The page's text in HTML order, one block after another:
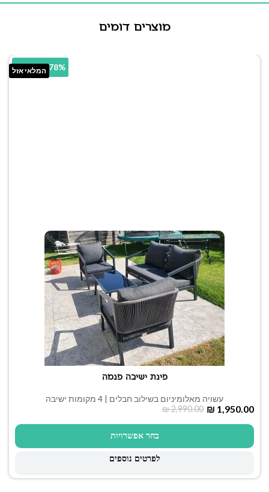
מוצרים דומים
המלאי אזל34.78% הנחה
פינת ישיבה פנמה
עשויה מאלומיניום בשילוב חבלים | 4 מקומות ישיבה
₪2,990.00 ₪ 1,950.00
בחר אפשרויות
לפרטים נוספים